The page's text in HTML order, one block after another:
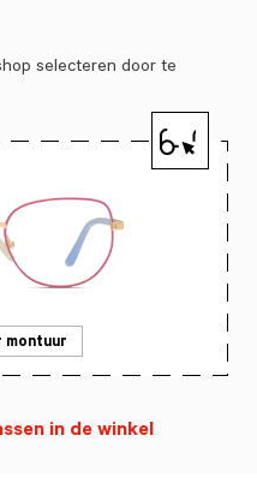
selecteren door te
montuur
in de winkel